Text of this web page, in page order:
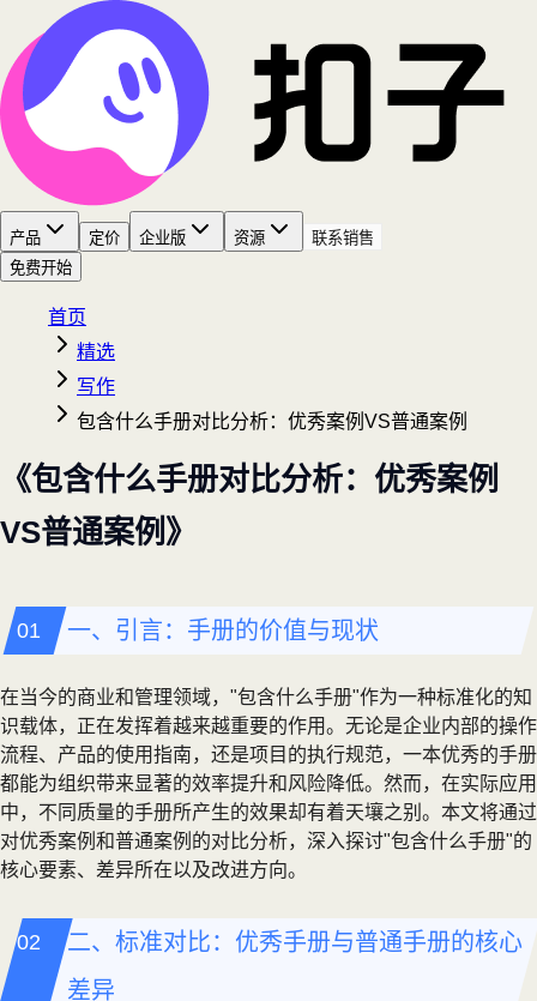
产品 定价 企业版 资源
联系销售
免费开始
首页
精选
写作
包含什么手册对比分析：优秀案例VS普通案例
《包含什么手册对比分析：优秀案例
VS普通案例》
一、引言：手册的价值与现状
在当今的商业和管理领域，"包含什么手册"作为一种标准化的知
识载体，正在发挥着越来越重要的作用。无论是企业内部的操作
流程、产品的使用指南，还是项目的执行规范，一本优秀的手册
都能为组织带来显著的效率提升和风险降低。然而，在实际应用
中，不同质量的手册所产生的效果却有着天壤之别。本文将通过
对优秀案例和普通案例的对比分析，深入探讨"包含什么手册"的
核心要素、差异所在以及改进方向。
二、标准对比：优秀手册与普通手册的核心
差异